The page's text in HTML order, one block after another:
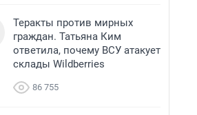
Теракты против мирных
граждан. Татьяна Ким
ответила, почему ВСУ атакует
склады Wildberries
86 755